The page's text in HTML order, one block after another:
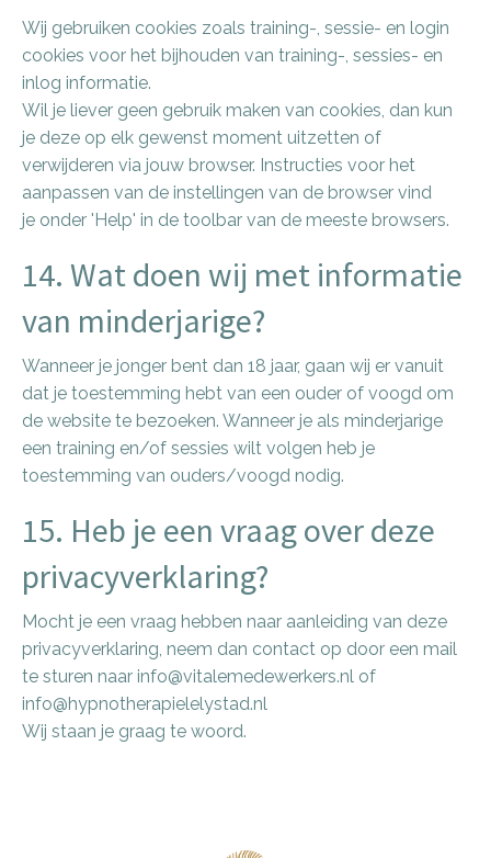
Wij gebruiken cookies zoals training-, sessie- en login
cookies voor het bijhouden van training-, sessies- en
inlog informatie.
Wil je liever geen gebruik maken van cookies, dan kun
je deze op elk gewenst moment uitzetten of
verwijderen via jouw browser. Instructies voor het
aanpassen van de instellingen van de browser vind
je onder 'Help' in de toolbar van de meeste browsers.
14. Wat doen wij met informatie
van minderjarige?
Wanneer je jonger bent dan 18 jaar, gaan wij er vanuit
dat je toestemming hebt van een ouder of voogd om
de website te bezoeken. Wanneer je als minderjarige
een training en/of sessies wilt volgen heb je
toestemming van ouders/voogd nodig.
15. Heb je een vraag over deze
privacyverklaring?
Mocht je een vraag hebben naar aanleiding van deze
privacyverklaring, neem dan contact op door een mail
te sturen naar info@vitalemedewerkers.nl of
info@hypnotherapielelystad.nl
Wij staan je graag te woord.